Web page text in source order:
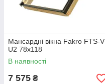
Мансардні вікна Fakro FTS-V
U2 78х118
В наявності
7 575 ₴